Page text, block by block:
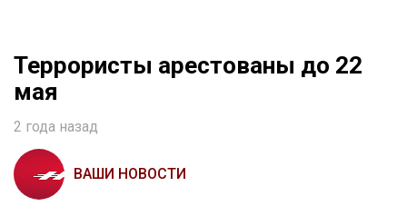
Террористы арестованы до 22
мая
2 года назад
ВАШИ НОВОСТИ